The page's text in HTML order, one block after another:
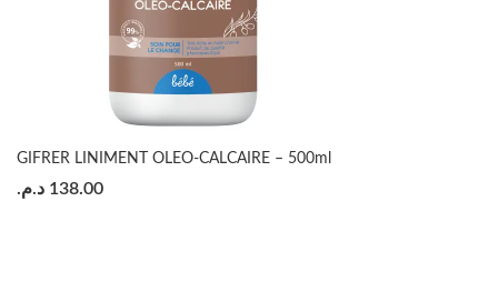
GIFRER LINIMENT OLEO-CALCAIRE – 500ml
138.00 د.م.